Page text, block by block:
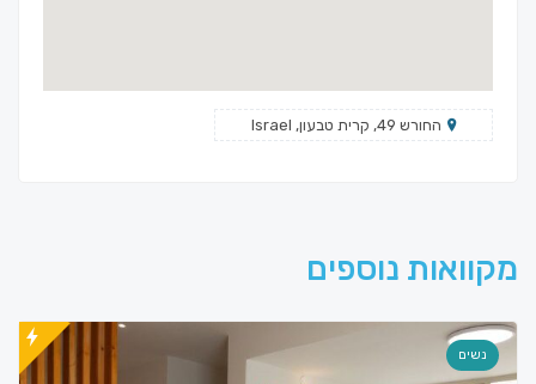
החורש 49, קרית טבעון, Israel
מקוואות נוספים
נשים